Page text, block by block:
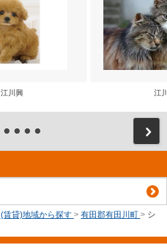
江川興 江
(賃貸)地域から探す > 有田郡有田川町 > シ